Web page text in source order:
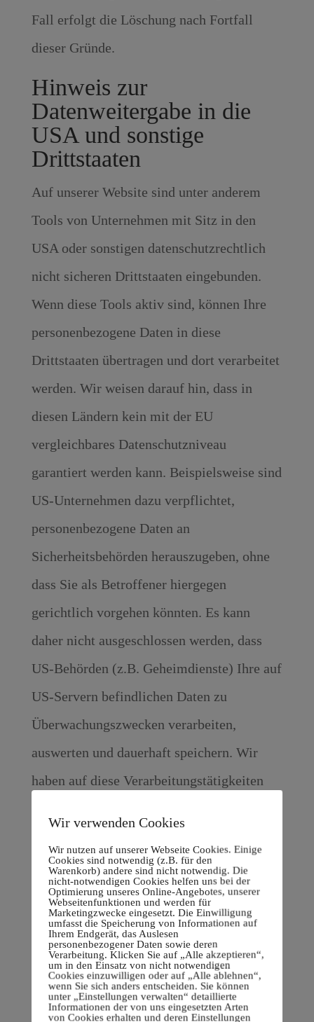
Fall erfolgt die Löschung nach Fortfall
dieser Gründe.
Hinweis zur
Datenweitergabe in die
USA und sonstige
Drittstaaten
Auf unserer Website sind unter anderem
Tools von Unternehmen mit Sitz in den
USA oder sonstigen datenschutzrechtlich
nicht sicheren Drittstaaten eingebunden.
Wenn diese Tools aktiv sind, können Ihre
personenbezogene Daten in diese
Drittstaaten übertragen und dort verarbeitet
werden. Wir weisen darauf hin, dass in
diesen Ländern kein mit der EU
vergleichbares Datenschutzniveau
garantiert werden kann. Beispielsweise sind
US-Unternehmen dazu verpflichtet,
personenbezogene Daten an
Sicherheitsbehörden herauszugeben, ohne
dass Sie als Betroffener hiergegen
gerichtlich vorgehen könnten. Es kann
daher nicht ausgeschlossen werden, dass
US-Behörden (z.B. Geheimdienste) Ihre auf
US-Servern befindlichen Daten zu
Überwachungszwecken verarbeiten,
auswerten und dauerhaft speichern. Wir
haben auf diese Verarbeitungstätigkeiten
Widerruf Ihrer
Einwilligung zur
Datenverarbeitung
Viele Datenverarbeitungsvorgänge sind nur
mit Ihrer ausdrücklichen Einwilligung
möglich. Sie können eine bereits erteilte
Einwilligung jederzeit widerrufen. Die
Wir verwenden Cookies
Wir nutzen auf unserer Webseite Cookies. Einige
Cookies sind notwendig (z.B. für den
Warenkorb) andere sind nicht notwendig. Die
nicht-notwendigen Cookies helfen uns bei der
Optimierung unseres Online-Angebotes, unserer
Webseitenfunktionen und werden für
Marketingzwecke eingesetzt. Die Einwilligung
umfasst die Speicherung von Informationen auf
Ihrem Endgerät, das Auslesen
personenbezogener Daten sowie deren
Verarbeitung. Klicken Sie auf „Alle akzeptieren“,
um in den Einsatz von nicht notwendigen
Cookies einzuwilligen oder auf „Alle ablehnen“,
wenn Sie sich anders entscheiden. Sie können
unter „Einstellungen verwalten“ detaillierte
Informationen der von uns eingesetzten Arten
von Cookies erhalten und deren Einstellungen